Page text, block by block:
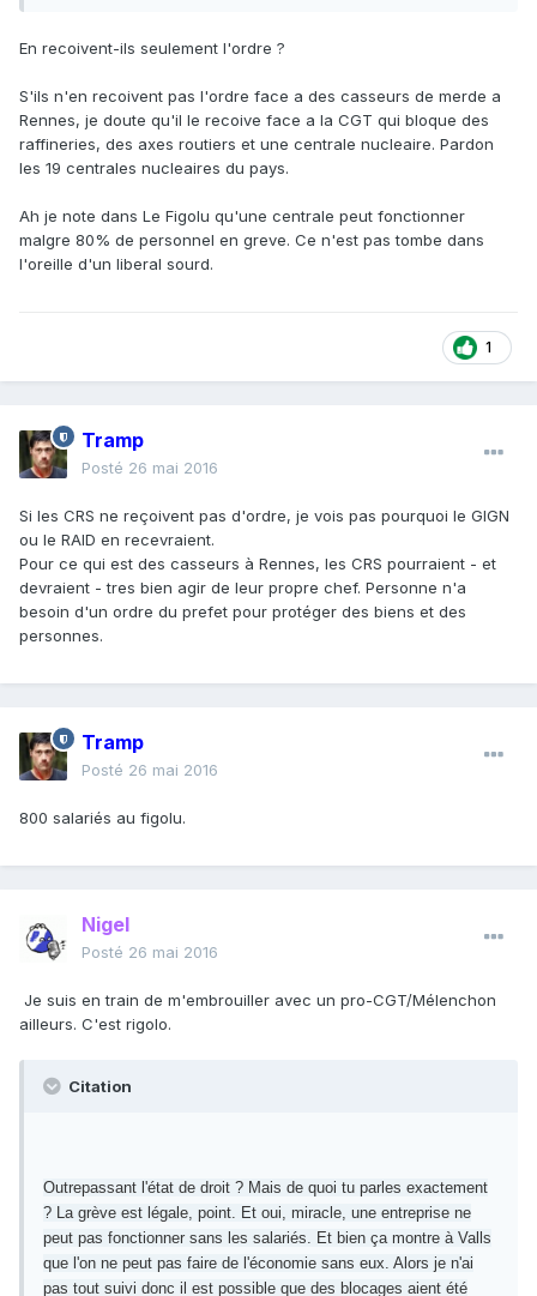
En recoivent-ils seulement l'ordre ?
S'ils n'en recoivent pas l'ordre face a des casseurs de merde a
Rennes, je doute qu'il le recoive face a la CGT qui bloque des
raffineries, des axes routiers et une centrale nucleaire. Pardon
les 19 centrales nucleaires du pays.
Ah je note dans Le Figolu qu'une centrale peut fonctionner
malgre 80% de personnel en greve. Ce n'est pas tombe dans
l'oreille d'un liberal sourd.
1
Tramp
Posté 26 mai 2016
Si les CRS ne reçoivent pas d'ordre, je vois pas pourquoi le GIGN
ou le RAID en recevraient.
Pour ce qui est des casseurs à Rennes, les CRS pourraient - et
devraient - tres bien agir de leur propre chef. Personne n'a
besoin d'un ordre du prefet pour protéger des biens et des
personnes.
Tramp
Posté 26 mai 2016
800 salariés au figolu.
Nigel
Posté 26 mai 2016
Je suis en train de m'embrouiller avec un pro-CGT/Mélenchon
ailleurs. C'est rigolo.
Citation
Outrepassant l'état de droit ? Mais de quoi tu parles exactement
? La grève est légale, point. Et oui, miracle, une entreprise ne
peut pas fonctionner sans les salariés. Et bien ça montre à Valls
que l'on ne peut pas faire de l'économie sans eux. Alors je n'ai
pas tout suivi donc il est possible que des blocages aient été